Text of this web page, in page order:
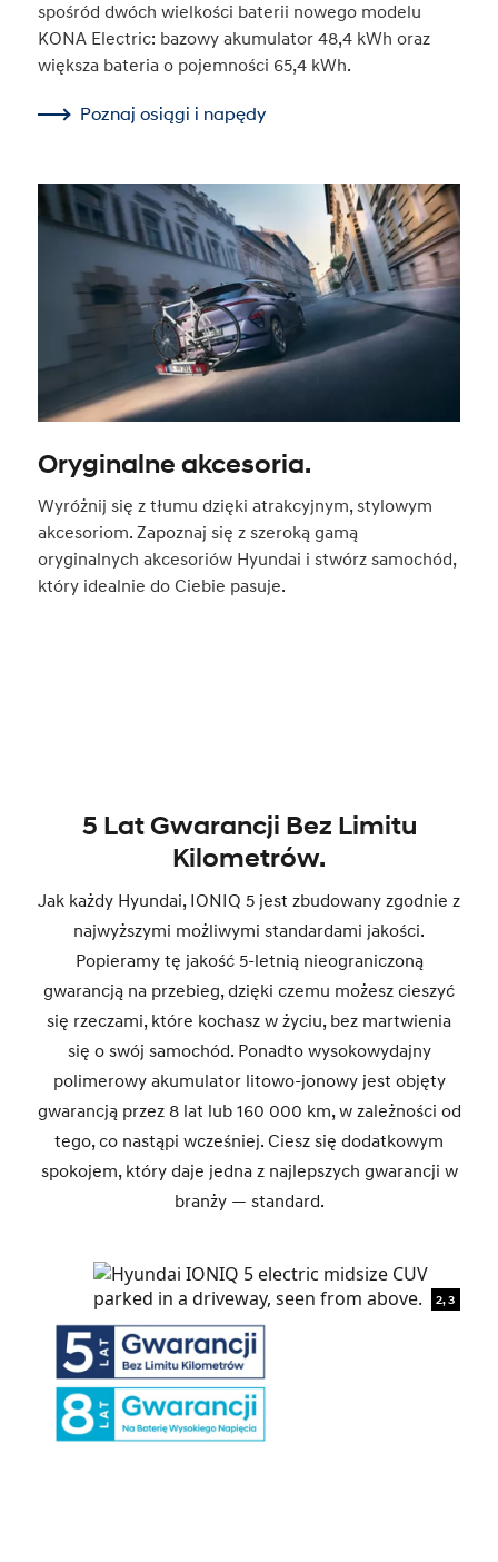
spośród dwóch wielkości baterii nowego modelu
KONA Electric: bazowy akumulator 48,4 kWh oraz
większa bateria o pojemności 65,4 kWh.
Poznaj osiągi i napędy
Oryginalne akcesoria.
Wyróżnij się z tłumu dzięki atrakcyjnym, stylowym
akcesoriom. Zapoznaj się z szeroką gamą
oryginalnych akcesoriów Hyundai i stwórz samochód,
który idealnie do Ciebie pasuje.
5 Lat Gwarancji Bez Limitu
Kilometrów.
Jak każdy Hyundai, IONIQ 5 jest zbudowany zgodnie z
najwyższymi możliwymi standardami jakości.
Popieramy tę jakość 5-letnią nieograniczoną
gwarancją na przebieg, dzięki czemu możesz cieszyć
się rzeczami, które kochasz w życiu, bez martwienia
się o swój samochód. Ponadto wysokowydajny
polimerowy akumulator litowo-jonowy jest objęty
gwarancją przez 8 lat lub 160 000 km, w zależności od
tego, co nastąpi wcześniej. Ciesz się dodatkowym
spokojem, który daje jedna z najlepszych gwarancji w
branży — standard.
2, 3